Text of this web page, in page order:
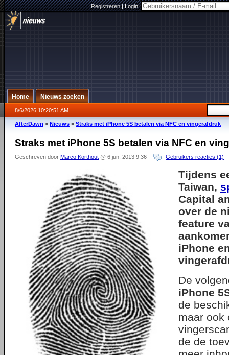
Registreren|Login:
Home Nieuws zoeken
8/6/2026 10:20:51 AM
AfterDawn > Nieuws > Straks met iPhone 5S betalen via NFC en vingerafdruk
Straks met iPhone 5S betalen via NFC en
Geschreven door Marco Korthout @ 6 jun. 2013 9:36 Gebruikers reacties (1)
Tijdens
Taiwan,
Capital
over de
feature
iPhone
De
iPhone
de
maar ook
de de